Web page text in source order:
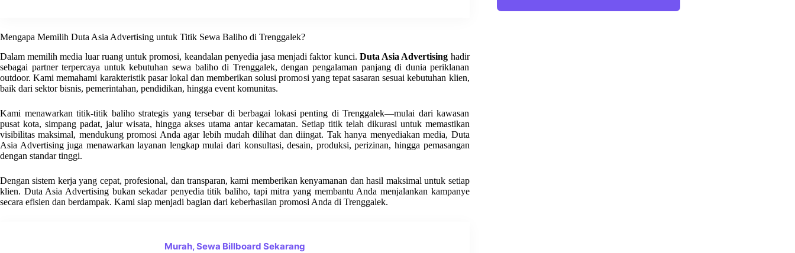
Mengapa Memilih Duta Asia Advertising untuk Titik Sewa Baliho di Trenggalek?
Dalam memilih media luar ruang untuk promosi, keandalan penyedia jasa menjadi faktor kunci. Duta Asia Advertising hadir
sebagai partner terpercaya untuk kebutuhan sewa baliho di Trenggalek, dengan pengalaman panjang di dunia periklanan
outdoor. Kami memahami karakteristik pasar lokal dan memberikan solusi promosi yang tepat sasaran sesuai kebutuhan klien,
baik dari sektor bisnis, pemerintahan, pendidikan, hingga event komunitas.
Kami menawarkan titik-titik baliho strategis yang tersebar di berbagai lokasi penting di Trenggalek—mulai dari kawasan
pusat kota, simpang padat, jalur wisata, hingga akses utama antar kecamatan. Setiap titik telah dikurasi untuk memastikan
visibilitas maksimal, mendukung promosi Anda agar lebih mudah dilihat dan diingat. Tak hanya menyediakan media, Duta
Asia Advertising juga menawarkan layanan lengkap mulai dari konsultasi, desain, produksi, perizinan, hingga pemasangan
dengan standar tinggi.
Dengan sistem kerja yang cepat, profesional, dan transparan, kami memberikan kenyamanan dan hasil maksimal untuk setiap
klien. Duta Asia Advertising bukan sekadar penyedia titik baliho, tapi mitra yang membantu Anda menjalankan kampanye
secara efisien dan berdampak. Kami siap menjadi bagian dari keberhasilan promosi Anda di Trenggalek.
Murah, Sewa Billboard Sekarang